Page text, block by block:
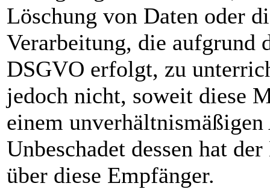
Löschung von Daten oder
Verarbeitung, die aufgrund
DSGVO erfolgt, zu
jedoch nicht, soweit diese
einem
Unbeschadet dessen hat
über diese Empfänger.